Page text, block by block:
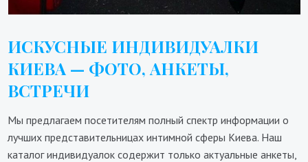
ИСКУСНЫЕ ИНДИВИДУАЛКИ
КИЕВА — ФОТО, АНКЕТЫ,
ВСТРЕЧИ
Мы предлагаем посетителям полный спектр информации о
лучших представительницах интимной сферы Киева. Наш
каталог индивидуалок содержит только актуальные анкеты,